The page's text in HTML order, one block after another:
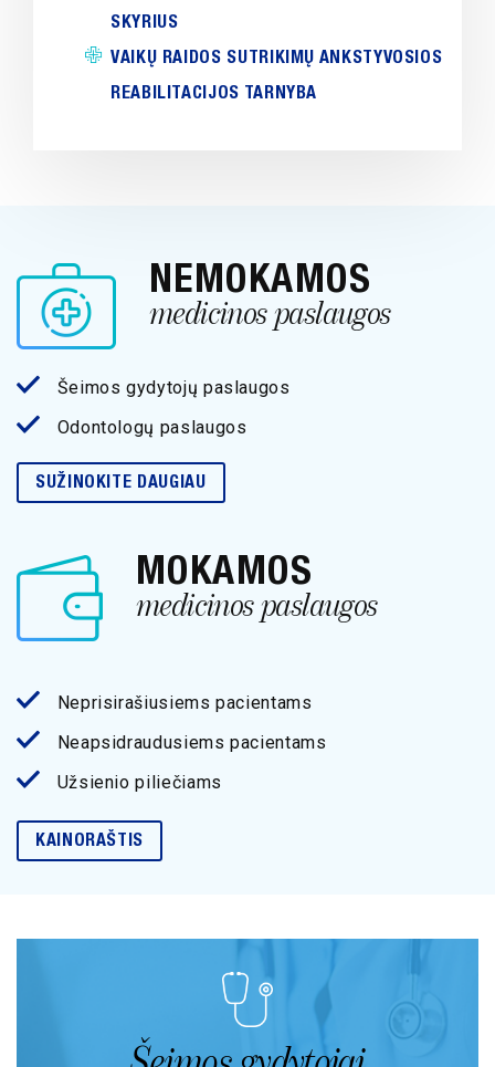
SKYRIUS
VAIKŲ RAIDOS SUTRIKIMŲ ANKSTYVOSIOS
REABILITACIJOS TARNYBA
NEMOKAMOS
medicinos paslaugos
Šeimos gydytojų paslaugos
Odontologų paslaugos
SUŽINOKITE DAUGIAU
MOKAMOS
medicinos paslaugos
Neprisirašiusiems pacientams
Neapsidraudusiems pacientams
Užsienio piliečiams
KAINORAŠTIS